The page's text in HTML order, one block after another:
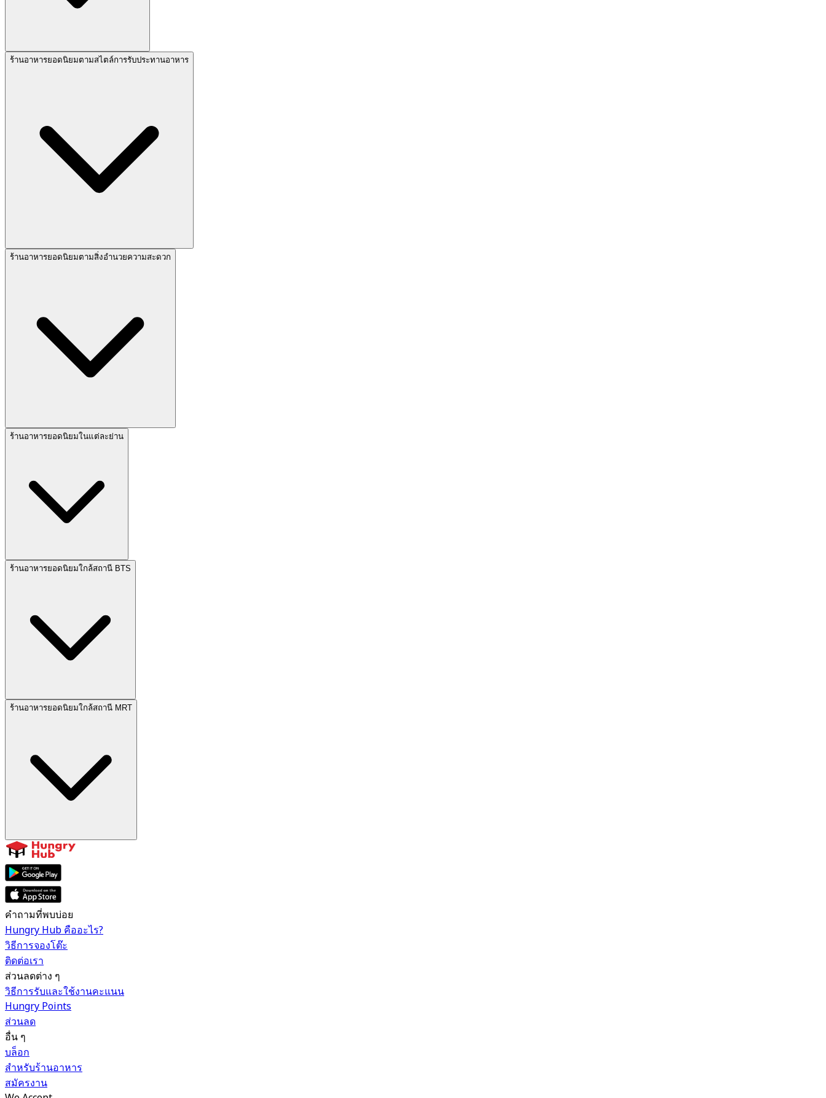
ร้านอาหารยอดนิยมตามสไตล์การรับประทานอาหาร
ร้านอาหารยอดนิยมตามสิ่งอำนวยความสะดวก
ร้านอาหารยอดนิยมในแต่ละย่าน
ร้านอาหารยอดนิยมใกล้สถานี BTS
ร้านอาหารยอดนิยมใกล้สถานี MRT
คำถามที่พบบ่อย
Hungry Hub คืออะไร?
วิธีการจองโต๊ะ
ติดต่อเรา
ส่วนลดต่าง ๆ
วิธีการรับและใช้งานคะแนน
Hungry Points
ส่วนลด
อื่น ๆ
บล็อก
สำหรับร้านอาหาร
สมัครงาน